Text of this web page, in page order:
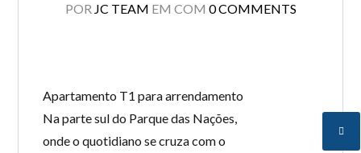
POR JC TEAM EM COM 0 COMMENTS
Apartamento T1 para arrendamento
Na parte sul do Parque das Nações,
onde o quotidiano se cruza com o